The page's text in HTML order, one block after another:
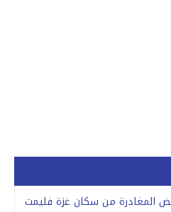
المغادرة من سكان غزة فليمت